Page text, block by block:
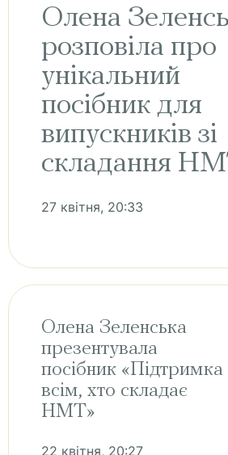
Олена
розповіла про
унікальний
посібник для
випускників зі
складання
27 квітня, 20:33
Олена Зеленська
презентувала
посібник «Підтримка
всім, хто складає
НМТ»
22 квітня, 20:27